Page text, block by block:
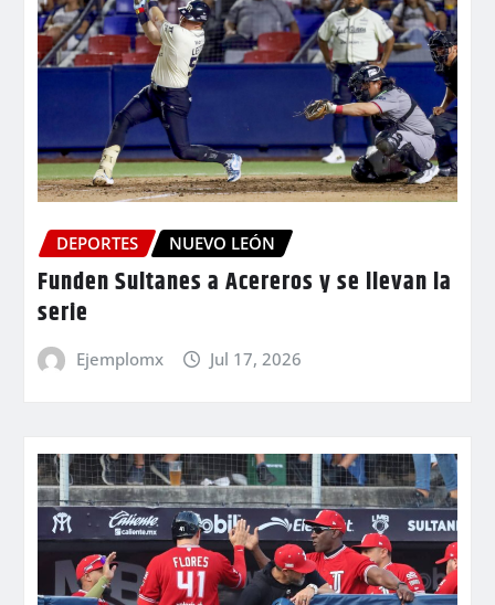
DEPORTES NUEVO LEÓN
Funden Sultanes a Acereros y se llevan la
serie
Ejemplomx Jul 17, 2026